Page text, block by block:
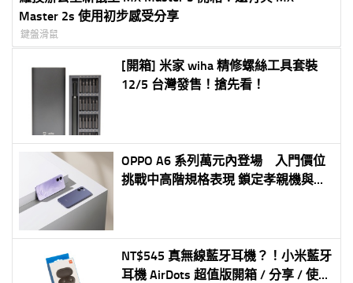
Master 2s 使用初步感受分享
鍵盤滑鼠
[開箱] 米家 wiha 精修螺絲工具套裝
12/5 台灣發售！搶先看！
OPPO A6 系列萬元內登場 入門價位
挑戰中高階規格表現 鎖定孝親機與備
NT$545 真無線藍牙耳機？！小米藍牙
耳機 AirDots 超值版開箱 / 分享 / 使用